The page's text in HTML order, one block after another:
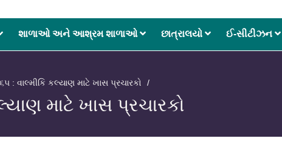
શાળાઓ અને આશ્રમ શાળાઓ છાત્રાલયો ઈ-સીટીઝન
: વાલ્મીકિ કલ્યાણ માટે ખાસ પ્રચારકો
માટે ખાસ પ્રચારકો